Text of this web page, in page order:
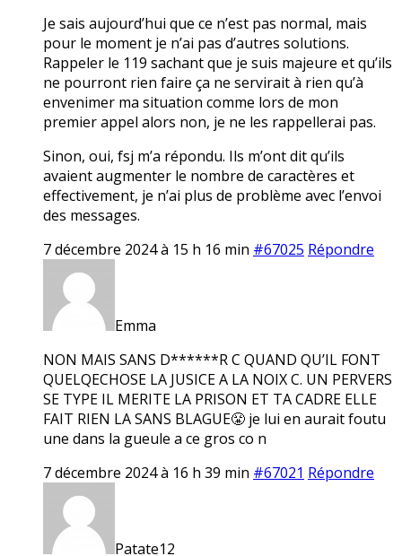
Je sais aujourd’hui que ce n’est pas normal, mais
pour le moment je n’ai pas d’autres solutions.
Rappeler le 119 sachant que je suis majeure et qu’ils
ne pourront rien faire ça ne servirait à rien qu’à
envenimer ma situation comme lors de mon
premier appel alors non, je ne les rappellerai pas.
Sinon, oui, fsj m’a répondu. Ils m’ont dit qu’ils
avaient augmenter le nombre de caractères et
effectivement, je n’ai plus de problème avec l’envoi
des messages.
7 décembre 2024 à 15 h 16 min #67025 Répondre
Emma
NON MAIS SANS D******R C QUAND QU’IL FONT
QUELQECHOSE LA JUSICE A LA NOIX C. UN PERVERS
SE TYPE IL MERITE LA PRISON ET TA CADRE ELLE
FAIT RIEN LA SANS BLAGUE😤 je lui en aurait foutu
une dans la gueule a ce gros co n
7 décembre 2024 à 16 h 39 min #67021 Répondre
Patate12